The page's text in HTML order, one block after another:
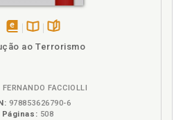
em
ao Terrorismo
FERNANDO FACCIOLLI
978853626790-6
Páginas: 508